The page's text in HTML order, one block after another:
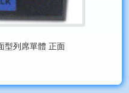
列席單體 正面